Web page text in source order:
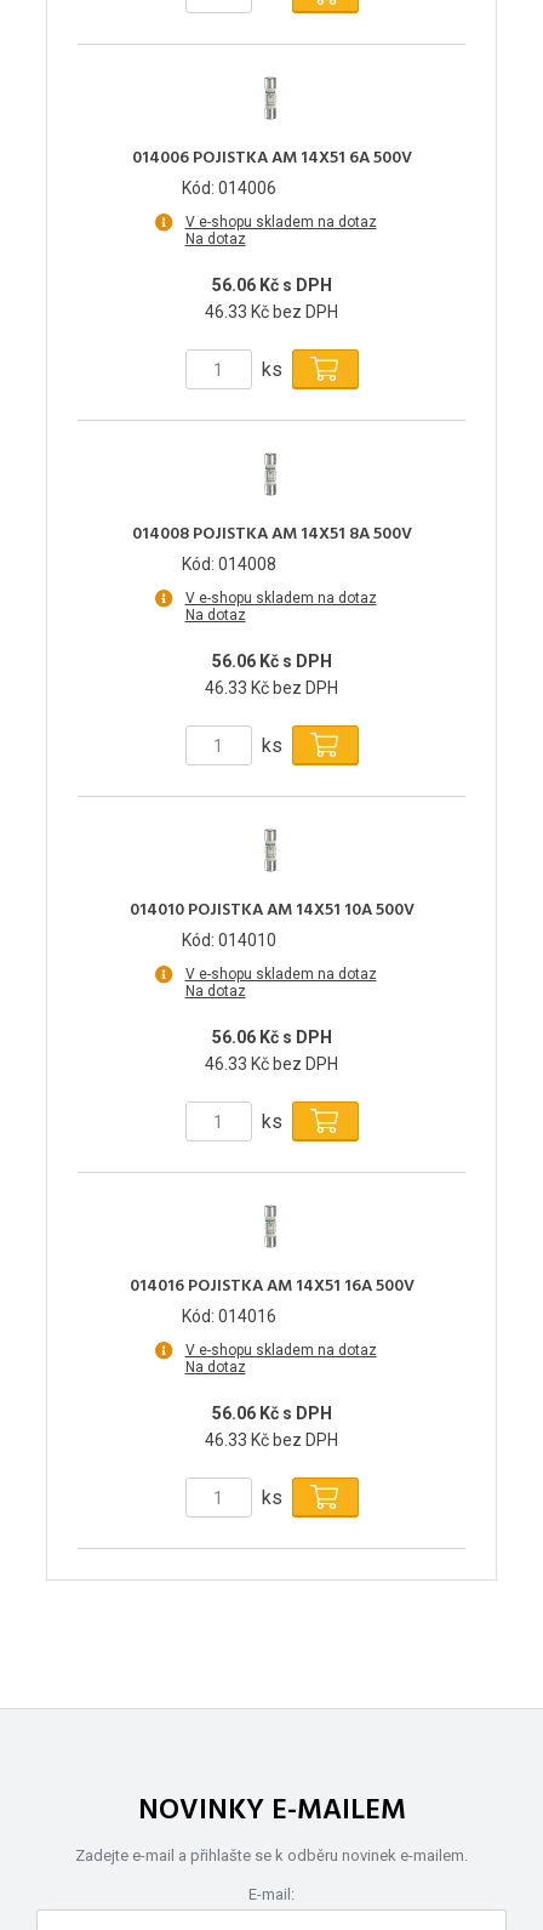
014006 POJISTKA AM 14X51 6A 500V
Kód: 014006
V e-shopu skladem na dotaz
Na dotaz
56.06 Kč s DPH
46.33 Kč bez DPH
ks
014008 POJISTKA AM 14X51 8A 500V
Kód: 014008
V e-shopu skladem na dotaz
Na dotaz
56.06 Kč s DPH
46.33 Kč bez DPH
ks
014010 POJISTKA AM 14X51 10A 500V
Kód: 014010
V e-shopu skladem na dotaz
Na dotaz
56.06 Kč s DPH
46.33 Kč bez DPH
ks
014016 POJISTKA AM 14X51 16A 500V
Kód: 014016
V e-shopu skladem na dotaz
Na dotaz
56.06 Kč s DPH
46.33 Kč bez DPH
ks
NOVINKY E-MAILEM
Zadejte e-mail a přihlašte se k odběru novinek e-mailem.
E-mail: